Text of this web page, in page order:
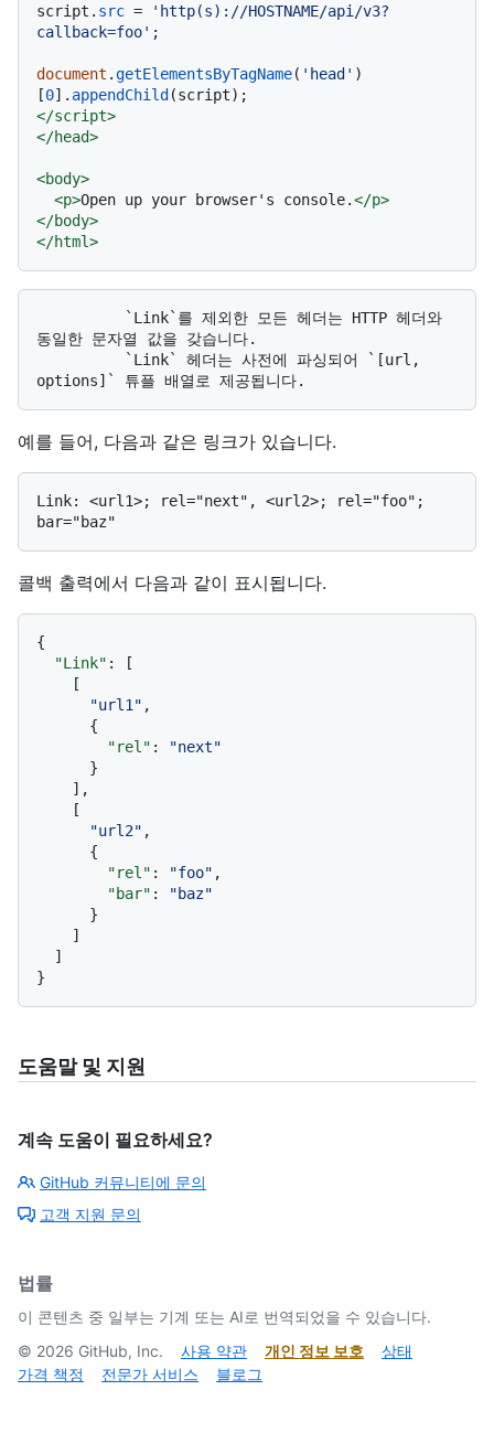
script. src =
'http(s)://HOSTNAME/api/v3?
callback=foo' ;
document .getElementsByTagName( 'head' )
[0]. appendChild
</script>
</head>
<body>
<p>Open up your browser's console.</p>
</body>
</html>
동일한 문자열 값을 갖습니다.
예를 들어, 다음과 같은 링크가 있습니다.
Link: <url1>; rel="next", <url2>; rel="foo";
콜백 출력에서 다음과 같이 표시됩니다.
{
"Link" :
[
[
"url1" ,
{
"rel" :
"next"
}
] ,
[
"url2" ,
{
"rel" : "foo" ,
"bar" :
"baz"
}
]
]
}
도움말 및 지원
계속 도움이 필요하세요?
GitHub 커뮤니티에 문의
고객 지원 문의
법률
이 콘텐츠 중 일부는 기계 또는 AI로 번역되었을 수 있습니다.
© 2026 GitHub, Inc. 사용 약관 개인 정보 보호
상태
가격 책정
전문가 서비스 블로그